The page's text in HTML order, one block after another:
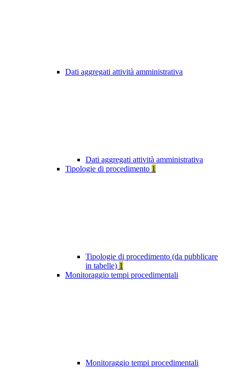
Dati aggregati attività amministrativa
Dati aggregati attività amministrativa
Tipologie di procedimento 1
Tipologie di procedimento (da pubblicare
in tabelle) 1
Monitoraggio tempi procedimentali
Monitoraggio tempi procedimentali